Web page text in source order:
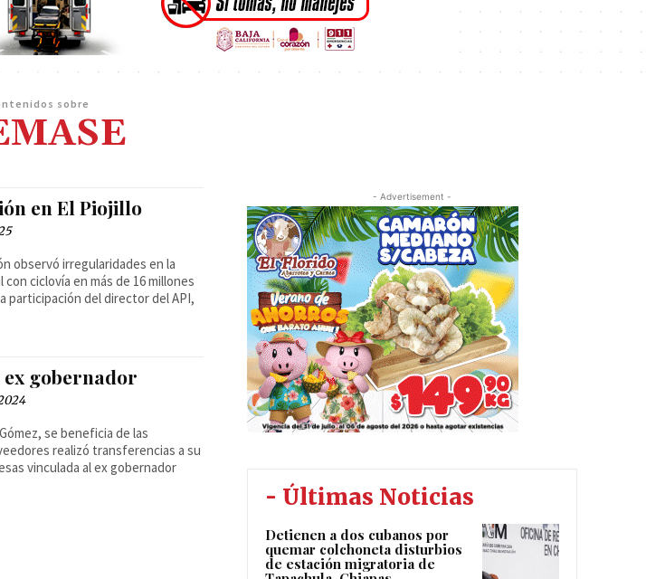
sobre
en El Piojillo
observó irregularidades en la
ciclovía en más de 16 millones
participación del director del API,
gobernador
se beneficia de las
realizó transferencias a su
vinculada al ex gobernador
- Advertisement -
- Últimas Noticias
Detienen a dos cubanos por
quemar colchoneta disturbios
de estación migratoria de